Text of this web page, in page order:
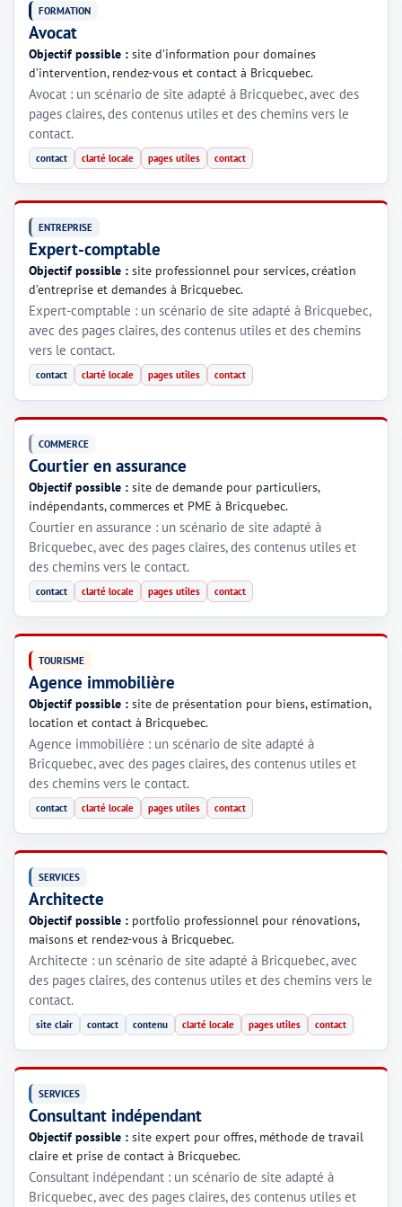
FORMATION
Avocat
Objectif possible : site d’information pour domaines
d’intervention, rendez-vous et contact à Bricquebec.
Avocat : un scénario de site adapté à Bricquebec, avec des
pages claires, des contenus utiles et des chemins vers le
contact.
contact clarté locale pages utiles contact
ENTREPRISE
Expert-comptable
Objectif possible : site professionnel pour services, création
d’entreprise et demandes à Bricquebec.
Expert-comptable : un scénario de site adapté à Bricquebec,
avec des pages claires, des contenus utiles et des chemins
vers le contact.
contact clarté locale pages utiles contact
COMMERCE
Courtier en assurance
Objectif possible : site de demande pour particuliers,
indépendants, commerces et PME à Bricquebec.
Courtier en assurance : un scénario de site adapté à
Bricquebec, avec des pages claires, des contenus utiles et
des chemins vers le contact.
contact clarté locale pages utiles contact
TOURISME
Agence immobilière
Objectif possible : site de présentation pour biens, estimation,
location et contact à Bricquebec.
Agence immobilière : un scénario de site adapté à
Bricquebec, avec des pages claires, des contenus utiles et
des chemins vers le contact.
contact clarté locale pages utiles contact
SERVICES
Architecte
Objectif possible : portfolio professionnel pour rénovations,
maisons et rendez-vous à Bricquebec.
Architecte : un scénario de site adapté à Bricquebec, avec
des pages claires, des contenus utiles et des chemins vers le
contact.
site clair contact contenu clarté locale pages utiles contact
SERVICES
Consultant indépendant
Objectif possible : site expert pour offres, méthode de travail
claire et prise de contact à Bricquebec.
Consultant indépendant : un scénario de site adapté à
Bricquebec, avec des pages claires, des contenus utiles et